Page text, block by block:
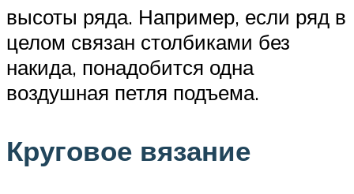
высоты ряда. Например, если ряд в
целом связан столбиками без
накида, понадобится одна
воздушная петля подъема.
Круговое вязание